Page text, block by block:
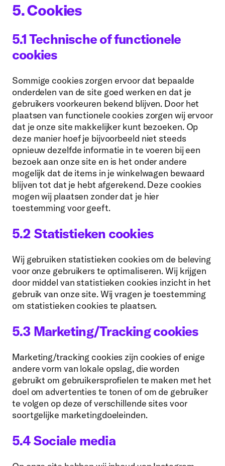
5. Cookies
5.1 Technische of functionele
cookies
Sommige cookies zorgen ervoor dat bepaalde
onderdelen van de site goed werken en dat je
gebruikers voorkeuren bekend blijven. Door het
plaatsen van functionele cookies zorgen wij ervoor
dat je onze site makkelijker kunt bezoeken. Op
deze manier hoef je bijvoorbeeld niet steeds
opnieuw dezelfde informatie in te voeren bij een
bezoek aan onze site en is het onder andere
mogelijk dat de items in je winkelwagen bewaard
blijven tot dat je hebt afgerekend. Deze cookies
mogen wij plaatsen zonder dat je hier
toestemming voor geeft.
5.2 Statistieken cookies
Wij gebruiken statistieken cookies om de beleving
voor onze gebruikers te optimaliseren. Wij krijgen
door middel van statistieken cookies inzicht in het
gebruik van onze site. Wij vragen je toestemming
om statistieken cookies te plaatsen.
5.3 Marketing/Tracking cookies
Marketing/tracking cookies zijn cookies of enige
andere vorm van lokale opslag, die worden
gebruikt om gebruikersprofielen te maken met het
doel om advertenties te tonen of om de gebruiker
te volgen op deze of verschillende sites voor
soortgelijke marketingdoeleinden.
5.4 Sociale media